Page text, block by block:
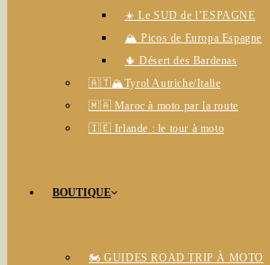
☀️ Le SUD de l’ESPAGNE
🏔️ Picos de Europa Espagne
🌵 Désert des Bardenas
🇦🇹🏔️Tyrol Autriche/Italie
🇲🇦 Maroc à moto par la route
🇮🇪 Irlande : le tour à moto
BOUTIQUE
🏍️ GUIDES ROAD TRIP À MOTO